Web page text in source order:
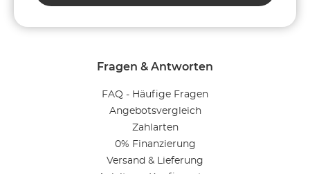
Fragen & Antworten
FAQ - Häufige Fragen
Angebotsvergleich
Zahlarten
0% Finanzierung
Versand & Lieferung